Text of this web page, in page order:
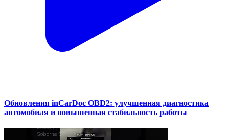
Обновления inCarDoc OBD2: улучшенная диагностика
автомобиля и повышенная стабильность работы